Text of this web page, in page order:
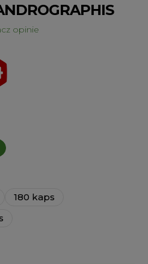
opinie
180 kaps